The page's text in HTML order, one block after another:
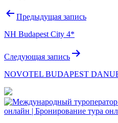
Навигация
записям
Предыдущая запись
NH Budapest City 4*
Следующая запись
NOVOTEL BUDAPEST